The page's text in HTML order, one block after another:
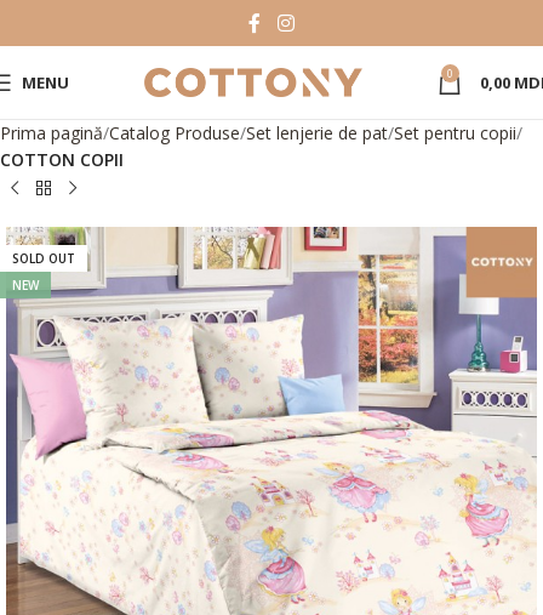
MENU 0 0,00
Prima pagină Catalog Produse Set lenjerie de pat Set pentru copii
COTTON COPII
SOLD OUT
NEW